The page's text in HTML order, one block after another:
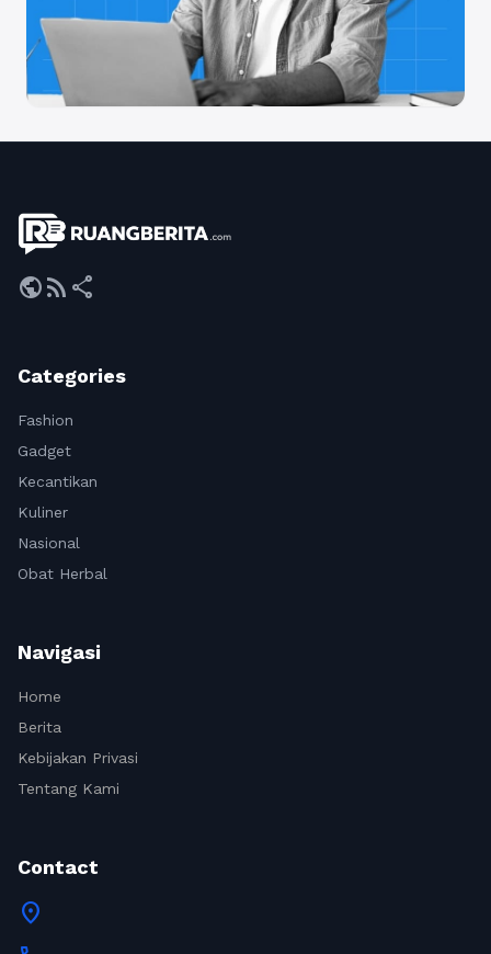
publicrss_feed share
Categories
Fashion
Gadget
Kecantikan
Kuliner
Nasional
Obat Herbal
Navigasi
Home
Berita
Kebijakan Privasi
Tentang Kami
Contact
location_on